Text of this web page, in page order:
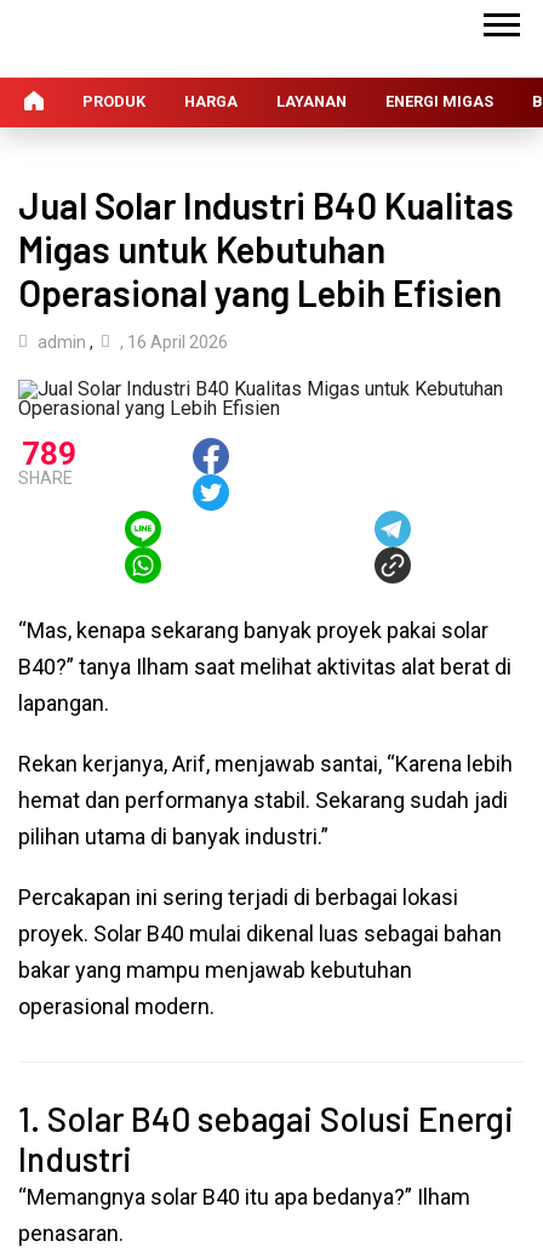
PRODUK HARGA LAYANAN ENERGI MIGAS
Jual Solar Industri B40 Kualitas
Migas untuk Kebutuhan
Operasional yang Lebih Efisien
admin , , 16 April 2026
789
SHARE
“Mas, kenapa sekarang banyak proyek pakai solar
B40?” tanya Ilham saat melihat aktivitas alat berat di
lapangan.
Rekan kerjanya, Arif, menjawab santai, “Karena lebih
hemat dan performanya stabil. Sekarang sudah jadi
pilihan utama di banyak industri.”
Percakapan ini sering terjadi di berbagai lokasi
proyek. Solar B40 mulai dikenal luas sebagai bahan
bakar yang mampu menjawab kebutuhan
operasional modern.
1. Solar B40 sebagai Solusi Energi
Industri
“Memangnya solar B40 itu apa bedanya?” Ilham
penasaran.